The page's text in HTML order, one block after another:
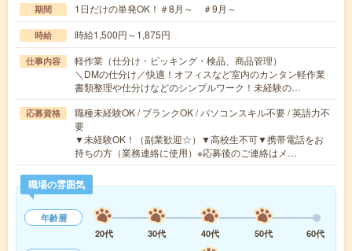
期間 1日だけの単発OK！＃8月～ ＃9月～
時給 時給1,500円～1,875円
仕事内容
軽作業（仕分け・ピッキング・検品、商品管理）
＼DMの仕分け／快適！オフィスなど室内のカンタン軽作業
書類整理や仕分けなどのシンプルワーク！未経験の…
応募資格
職種未経験OK / ブランクOK / パソコンスキル不要 / 英語力不
要
▼未経験OK！（副業歓迎☆）▼高校生不可▼携帯電話をお
持ちの方（業務連絡に使用）※応募後のご連絡はメ…
職場の雰囲気
年齢層
20代
30代 40代 50代 60代